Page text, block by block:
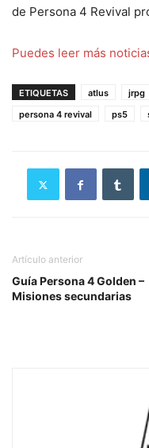
de Persona 4 Revival
Puedes leer más
ETIQUETAS atlus jrpg
persona 4 revival
ps5
Artículo anterior
Guía Persona 4 Golden –
Misiones secundarias